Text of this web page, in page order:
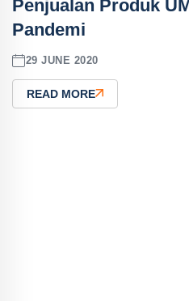
Penjualan Produk
Pandemi
29 JUNE 2020
READ MORE